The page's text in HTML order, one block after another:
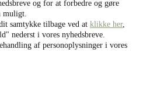
og for at forbedre og gøre
muligt.
samtykke tilbage ved at klikke her,
nederst i vores nyhedsbreve.
af personoplysninger i vores